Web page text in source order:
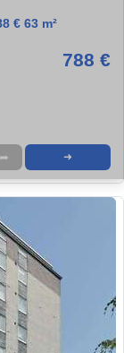
€ 63 m²
788 €
➦ ➜